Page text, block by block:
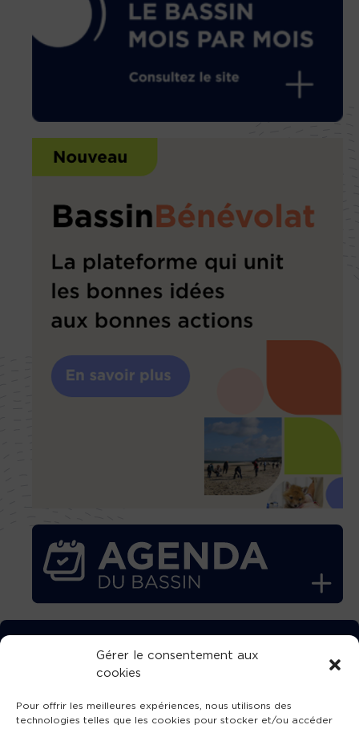
Gérer le consentement aux
cookies
Pour offrir les meilleures expériences, nous utilisons des
technologies telles que les cookies pour stocker et/ou accéder
TÉLÉCHARGEZ GRATUITEMENT
L’APPLICATION TVBA !